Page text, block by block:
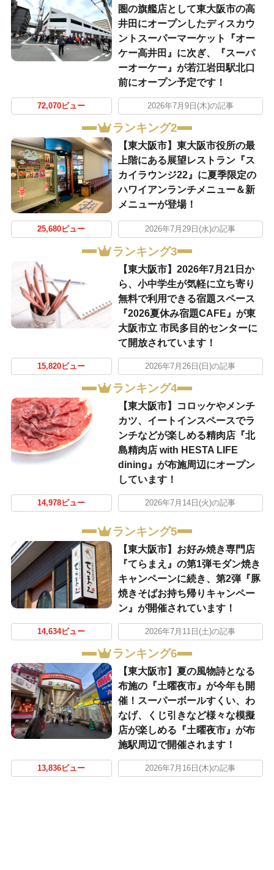
圏の旗艦店として東大阪市の高
井田にオープンしたディスカウ
ントスーパーマーケット『オー
ケー高井田』に次ぎ、『スーパ
ーオーケー』が若江岩田駅北口
前にオープン予定です！
72,070ビュー 2026年7月9日(木)の記事
ランキング2
【東大阪市】東大阪市役所の最
上階にある展望レストラン『ス
カイラウンジ22』に夏季限定の
ハワイアンランチメニュー＆新
メニューが登場！
25,680ビュー 2026年7月29日(水)の記事
ランキング3
【東大阪市】2026年7月21日か
ら、小中学生が気軽に立ち寄り
無料で利用できる宿題スペース
『2026夏休み宿題CAFE』が東
大阪市立 市民多目的センターに
て開放されています！
15,820ビュー 2026年7月26日(日)の記事
ランキング4
【東大阪市】コロッケやメンチ
カツ、イートインスペースでラ
ンチなどが楽しめる精肉店『北
島精肉店 with HESTA LIFE
dining』が布施周辺にオープン
しています！
14,978ビュー 2026年7月14日(火)の記事
ランキング5
【東大阪市】お好み焼き専門店
『てらまえ』の第1弾モダン焼き
キャンペーンに続き、第2弾『豚
焼きそばお持ち帰りキャンペー
ン』が開催されています！
14,634ビュー 2026年7月11日(土)の記事
ランキング6
【東大阪市】夏の風物詩となる
布施の『土曜夜市』が今年も開
催！スーパーボールすくい、わ
なげ、くじ引きなど様々な模擬
店が楽しめる『土曜夜市』が布
施駅周辺で開催されます！
13,836ビュー 2026年7月16日(木)の記事